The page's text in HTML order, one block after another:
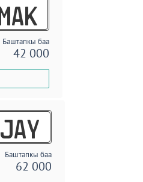
MAK
Баштапкы баа
42 000
JAY
Баштапкы баа
62 000